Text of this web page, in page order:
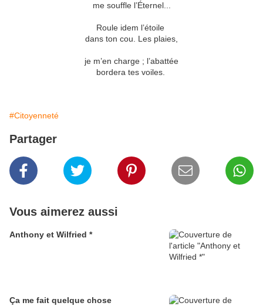
me souffle l’Éternel...
Roule idem l’étoile
dans ton cou. Les plaies,
je m’en charge ; l’abattée
bordera tes voiles.
#Citoyenneté
Partager
Vous aimerez aussi
Anthony et Wilfried *
Ça me fait quelque chose